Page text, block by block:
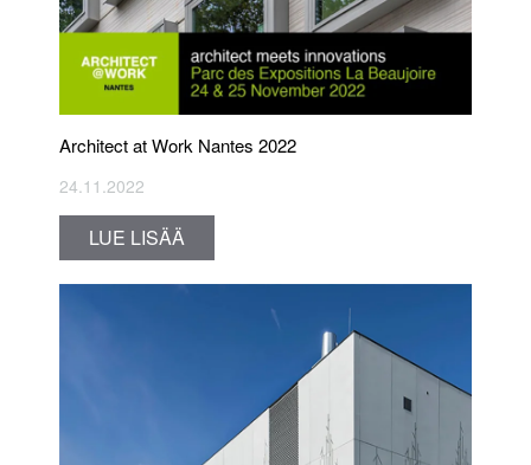
Architect at Work Nantes 2022
24.11.2022
LUE LISÄÄ